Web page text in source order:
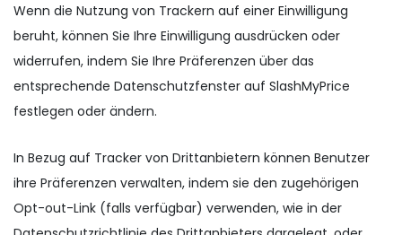
Wenn die Nutzung von Trackern auf einer Einwilligung
beruht, können Sie Ihre Einwilligung ausdrücken oder
widerrufen, indem Sie Ihre Präferenzen über das
entsprechende Datenschutzfenster auf SlashMyPrice
festlegen oder ändern.
In Bezug auf Tracker von Drittanbietern können Benutzer
ihre Präferenzen verwalten, indem sie den zugehörigen
Opt-out-Link (falls verfügbar) verwenden, wie in der